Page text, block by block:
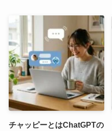
チャッピーとはChatGPTの